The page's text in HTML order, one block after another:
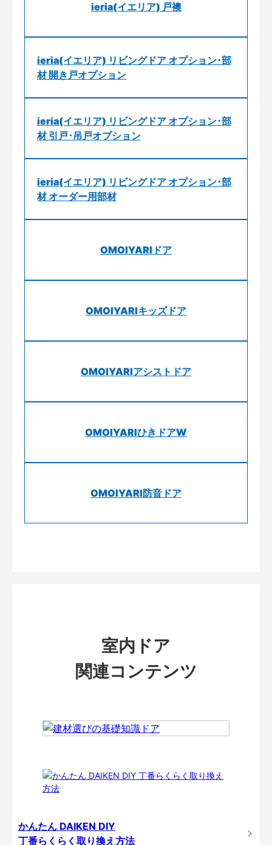
ieria(イエリア) 戸襖
ieria(イエリア) リビングドア オプション･部
材 開き戸オプション
ieria(イエリア) リビングドア オプション･部
材 引戸･吊戸オプション
ieria(イエリア) リビングドア オプション･部
材 オーダー用部材
OMOIYARIドア
OMOIYARIキッズドア
OMOIYARIアシストドア
OMOIYARIひきドアW
OMOIYARI防音ドア
室内ドア
関連コンテンツ
かんたん DAIKEN DIY
丁番らくらく取り換え方法